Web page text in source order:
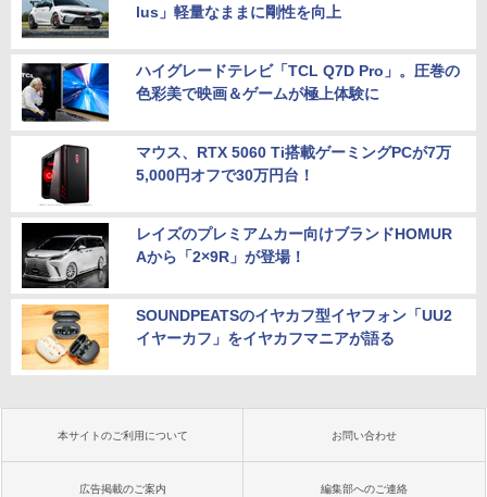
lus」軽量なままに剛性を向上
ハイグレードテレビ「TCL Q7D Pro」。圧巻の
色彩美で映画＆ゲームが極上体験に
マウス、RTX 5060 Ti搭載ゲーミングPCが7万
5,000円オフで30万円台！
レイズのプレミアムカー向けブランドHOMUR
Aから「2×9R」が登場！
SOUNDPEATSのイヤカフ型イヤフォン「UU2
イヤーカフ」をイヤカフマニアが語る
本サイトのご利用について お問い合わせ
広告掲載のご案内 編集部へのご連絡